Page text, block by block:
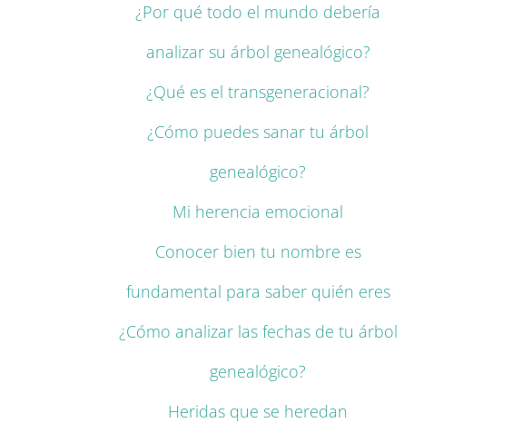
¿Por qué todo el mundo debería
analizar su árbol genealógico?
¿Qué es el transgeneracional?
¿Cómo puedes sanar tu árbol
genealógico?
Mi herencia emocional
Conocer bien tu nombre es
fundamental para saber quién eres
¿Cómo analizar las fechas de tu árbol
genealógico?
Heridas que se heredan